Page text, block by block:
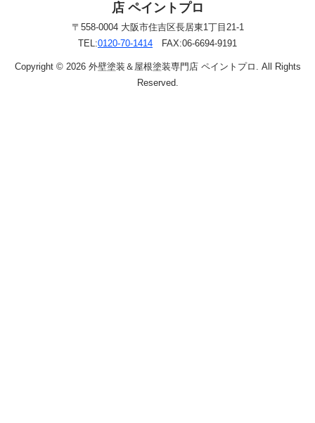
店 ペイントプロ
〒558-0004 大阪市住吉区長居東1丁目21-1
TEL:0120-70-1414 FAX:06-6694-9191
Copyright © 2026 外壁塗装＆屋根塗装専門店 ペイントプロ. All Rights
Reserved.